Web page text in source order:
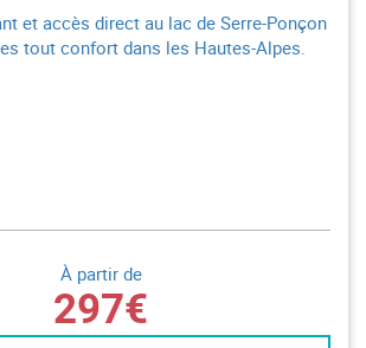
et accès direct au lac de Serre-Ponçon
tout confort dans les Hautes-Alpes.
À partir de
297€